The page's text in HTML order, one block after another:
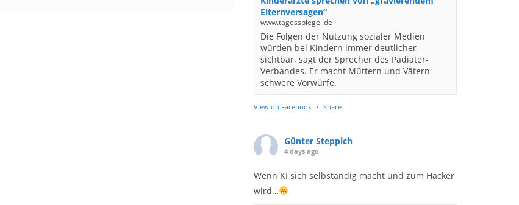
Elternversagen“
www.tagesspiegel.de
Die Folgen der Nutzung sozialer Medien
würden bei Kindern immer deutlicher
sichtbar, sagt der Sprecher des Pädiater-
Verbandes. Er macht Müttern und Vätern
schwere Vorwürfe.
View on Facebook · Share
Günter Steppich
4 days ago
Wenn KI sich selbständig macht und zum Hacker
wird…